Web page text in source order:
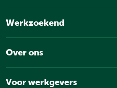
Werkzoekend
Over ons
Voor werkgevers